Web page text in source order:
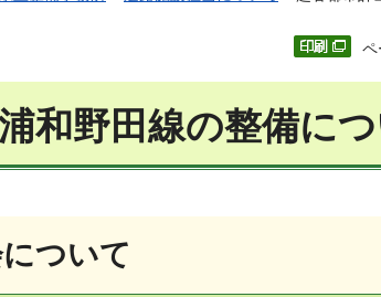
ペ
和野田線の整備に
ついて